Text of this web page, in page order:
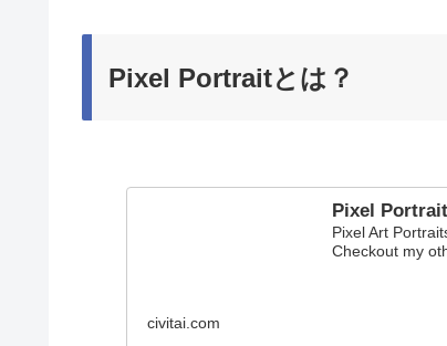
Pixel Portraitとは？
Pixel
Pixel Art
Checkout my
civitai.com